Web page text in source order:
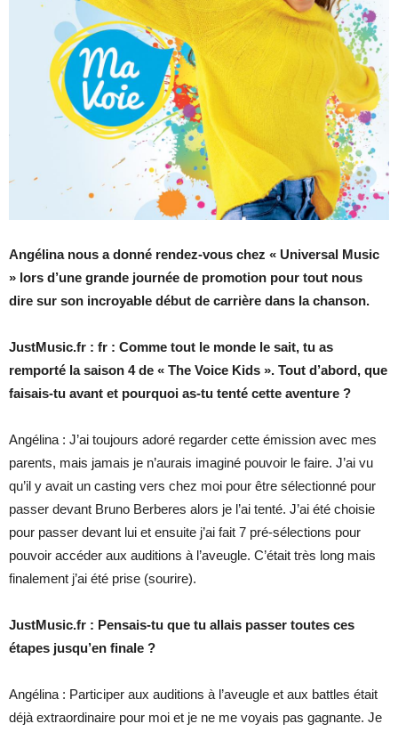
Angélina nous a donné rendez-vous chez « Universal Music
» lors d’une grande journée de promotion pour tout nous
dire sur son incroyable début de carrière dans la chanson.
JustMusic.fr : fr : Comme tout le monde le sait, tu as
remporté la saison 4 de « The Voice Kids ». Tout d’abord, que
faisais-tu avant et pourquoi as-tu tenté cette aventure ?
Angélina : J’ai toujours adoré regarder cette émission avec mes
parents, mais jamais je n’aurais imaginé pouvoir le faire. J’ai vu
qu’il y avait un casting vers chez moi pour être sélectionné pour
passer devant Bruno Berberes alors je l’ai tenté. J’ai été choisie
pour passer devant lui et ensuite j’ai fait 7 pré-sélections pour
pouvoir accéder aux auditions à l’aveugle. C’était très long mais
finalement j’ai été prise (sourire).
JustMusic.fr : Pensais-tu que tu allais passer toutes ces
étapes jusqu’en finale ?
Angélina : Participer aux auditions à l’aveugle et aux battles était
déjà extraordinaire pour moi et je ne me voyais pas gagnante. Je